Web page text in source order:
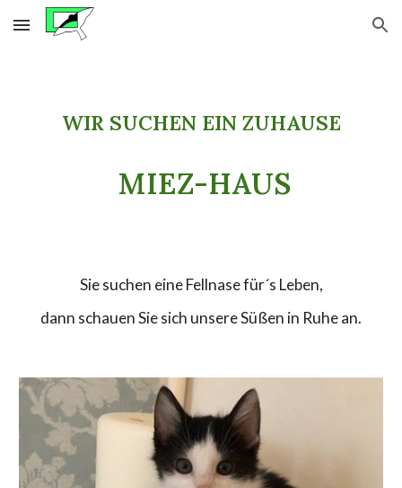
Skip to main content Skip to navigation
WIR SUCHEN EIN ZUHAUSE
MIEZ-HAUS
Sie suchen eine Fellnase für´s Leben,
dann schauen Sie sich unsere Süßen in Ruhe an.